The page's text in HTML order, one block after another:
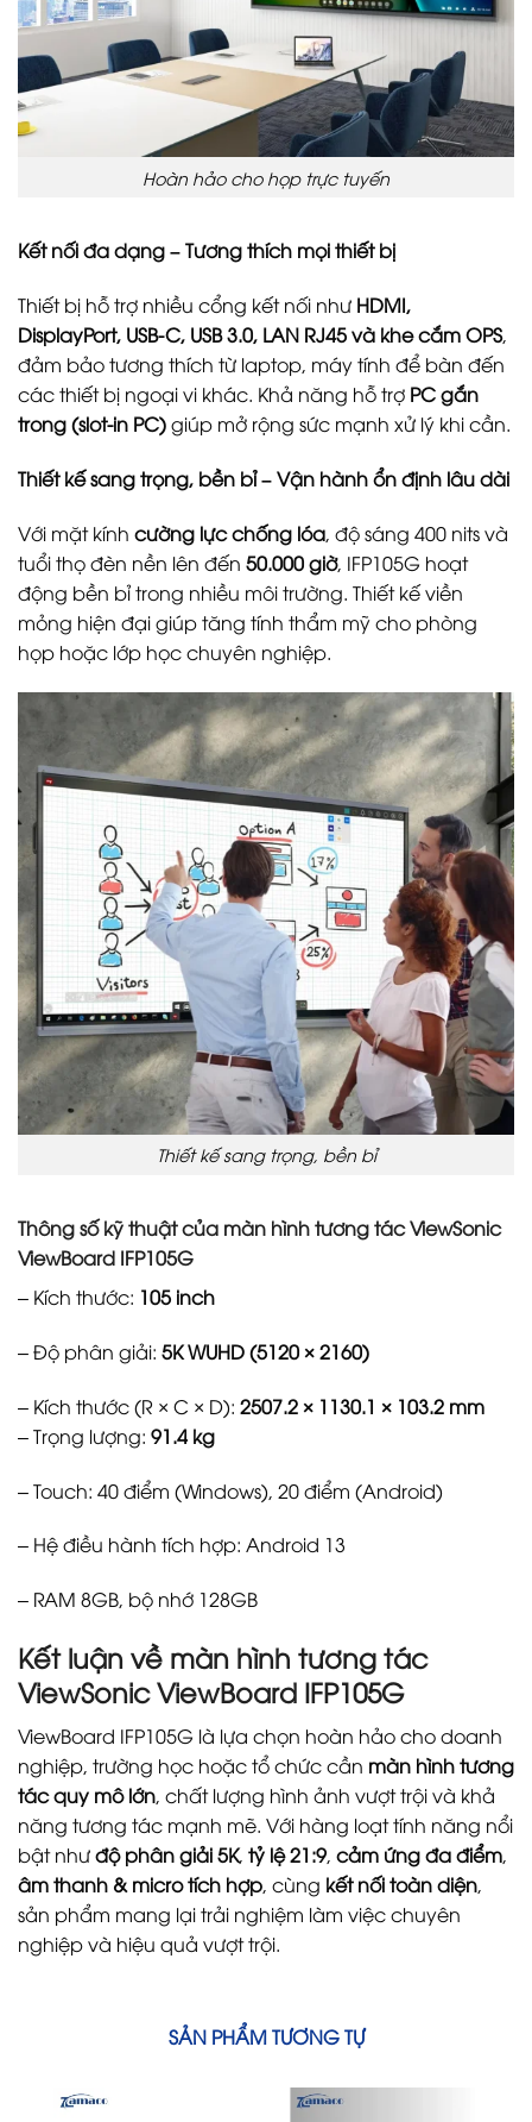
Hoàn hảo cho họp trực tuyến
Kết nối đa dạng – Tương thích mọi thiết bị
Thiết bị hỗ trợ nhiều cổng kết nối như HDMI,
DisplayPort, USB-C, USB 3.0, LAN RJ45 và khe cắm OPS,
đảm bảo tương thích từ laptop, máy tính để bàn đến
các thiết bị ngoại vi khác. Khả năng hỗ trợ PC gắn
trong (slot-in PC)giúp mở rộng sức mạnh xử lý khi cần.
Thiết kế sang trọng, bền bỉ – Vận hành ổn định lâu dài
Với mặt kính cường lực chống lóa, độ sáng 400 nits và
tuổi thọ đèn nền lên đến 50.000 giờ, IFP105G hoạt
động bền bỉ trong nhiều môi trường. Thiết kế viền
mỏng hiện đại giúp tăng tính thẩm mỹ cho phòng
họp hoặc lớp học chuyên nghiệp.
Thiết kế sang trọng, bền bỉ
Thông số kỹ thuật của màn hình tương tác ViewSonic
ViewBoard IFP105G
– Kích thước: 105 inch
– Độ phân giải: 5K WUHD (5120 × 2160)
– Kích thước (R × C × D): 2507.2 × 1130.1 × 103.2 mm
– Trọng lượng: 91.4 kg
– Touch: 40 điểm (Windows), 20 điểm (Android)
– Hệ điều hành tích hợp: Android 13
– RAM 8GB, bộ nhớ 128GB
Kết luận về màn hình tương tác
ViewSonic ViewBoard IFP105G
ViewBoard IFP105G là lựa chọn hoàn hảo cho doanh
nghiệp, trường học hoặc tổ chức cần màn hình tương
tác quy mô lớn, chất lượng hình ảnh vượt trội và khả
năng tương tác mạnh mẽ. Với hàng loạt tính năng nổi
bật nhưđộ phân giải 5K, tỷ lệ 21:9, cảm ứng đa điểm,
âm thanh & micro tích hợp, cùng kết nối toàn diện,
sản phẩm mang lại trải nghiệm làm việc chuyên
nghiệp và hiệu quả vượt trội.
SẢN PHẨM TƯƠNG TỰ